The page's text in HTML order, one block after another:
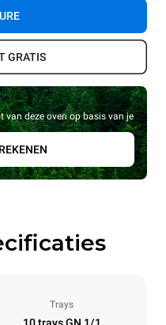
GRATIS
van deze oven op basis van je
Trays